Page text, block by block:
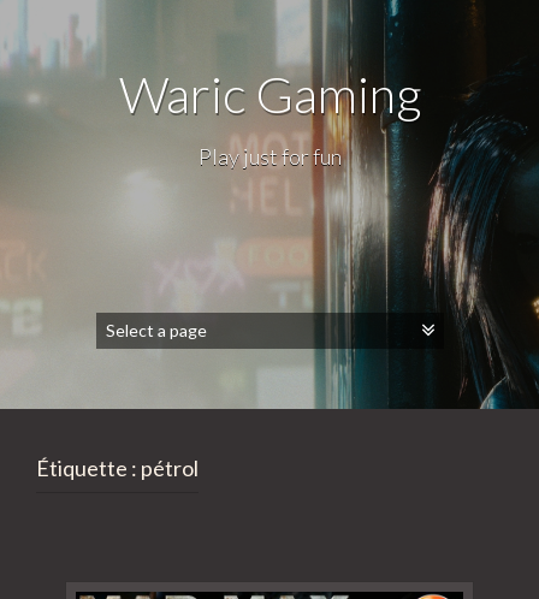
Waric Gaming
Play just for fun
Étiquette : pétrol